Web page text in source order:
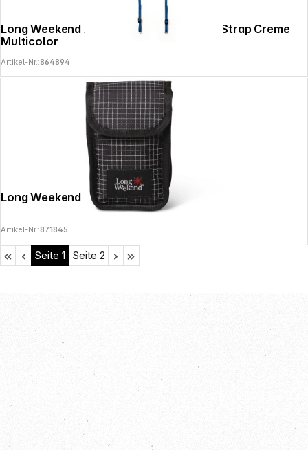
Long Weekend Adjustable Camera Neck Strap Creme
Multicolor
Artikel-Nr.:864894
Long Weekend Camera Pouch - Black
Artikel-Nr.:871845
Seite 1 Seite 2